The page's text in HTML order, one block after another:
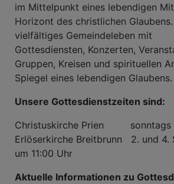
im Mittelpunkt eines lebendigen
Horizont des christlichen
vielfältiges Gemeindeleben mit
Gottesdiensten, Konzerten,
Gruppen, Kreisen und spirituellen
Spiegel eines lebendigen Glaubens.
Unsere Gottesdienstzeiten sind:
Christuskirche Prien sonntags
Erlöserkirche Breitbrunn 2. und 4.
um 11:00 Uhr
Aktuelle Informationen zu